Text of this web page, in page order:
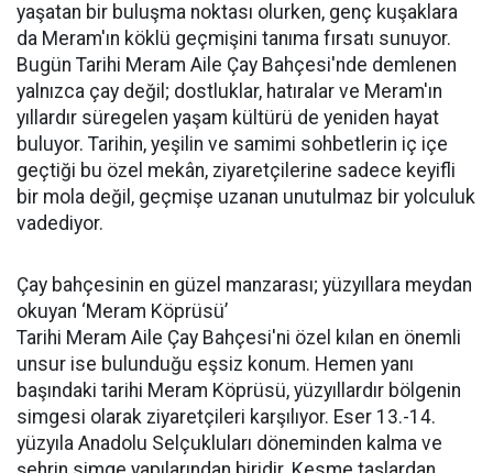
yaşatan bir buluşma noktası olurken, genç kuşaklara
da Meram'ın köklü geçmişini tanıma fırsatı sunuyor.
Bugün Tarihi Meram Aile Çay Bahçesi'nde demlenen
yalnızca çay değil; dostluklar, hatıralar ve Meram'ın
yıllardır süregelen yaşam kültürü de yeniden hayat
buluyor. Tarihin, yeşilin ve samimi sohbetlerin iç içe
geçtiği bu özel mekân, ziyaretçilerine sadece keyifli
bir mola değil, geçmişe uzanan unutulmaz bir yolculuk
vadediyor.
Çay bahçesinin en güzel manzarası; yüzyıllara meydan
okuyan ‘Meram Köprüsü’
Tarihi Meram Aile Çay Bahçesi'ni özel kılan en önemli
unsur ise bulunduğu eşsiz konum. Hemen yanı
başındaki tarihi Meram Köprüsü, yüzyıllardır bölgenin
simgesi olarak ziyaretçileri karşılıyor. Eser 13.-14.
yüzyıla Anadolu Selçukluları döneminden kalma ve